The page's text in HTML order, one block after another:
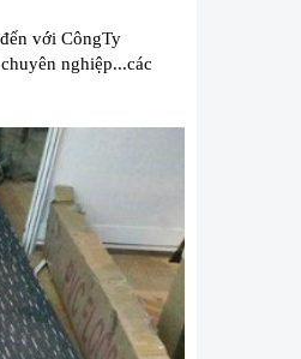
với CôngTy
nghiệp...các